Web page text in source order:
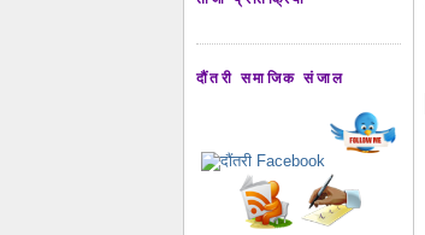
दौंतरी समाजिक संजाल